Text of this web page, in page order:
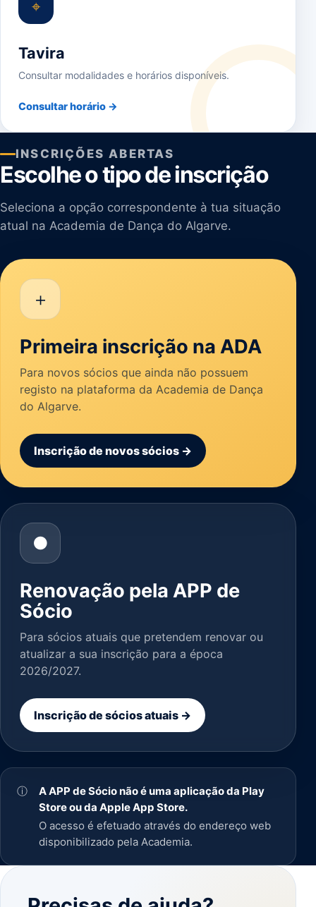
⌖
Tavira
Consultar modalidades e horários disponíveis.
Consultar horário →
INSCRIÇÕES ABERTAS
Escolhe o tipo de inscrição
Seleciona a opção correspondente à tua situação
atual na Academia de Dança do Algarve.
＋
Primeira inscrição na ADA
Para novos sócios que ainda não possuem
registo na plataforma da Academia de Dança
do Algarve.
Inscrição de novos sócios →
●
Renovação pela APP de
Sócio
Para sócios atuais que pretendem renovar ou
atualizar a sua inscrição para a época
2026/2027.
Inscrição de sócios atuais →
ⓘ
A APP de Sócio não é uma aplicação da Play
Store ou da Apple App Store.
O acesso é efetuado através do endereço web
disponibilizado pela Academia.